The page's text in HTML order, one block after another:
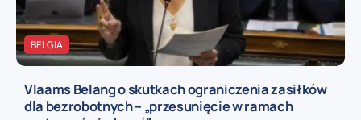
BELGIA
Vlaams Belang o skutkach ograniczenia zasiłków
dla bezrobotnych – „przesunięcie w ramach